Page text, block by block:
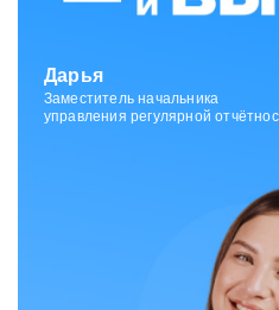
Зарина
Ведущий специалист
отдела исходящих коммуникаций